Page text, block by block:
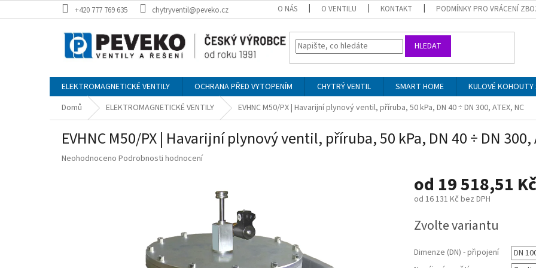
na
+420 777 769 635 chytryventil@peveko.cz O NÁS O VENTILU KONTAKT PODMÍNKY PRO VRÁCENÍ
HLEDAT
ELEKTROMAGNETICKÉ VENTILY OCHRANA PŘED VYTOPENÍM CHYTRÝ VENTIL SMART HOME KULOVÉ
Domů
ELEKTROMAGNETICKÉ VENTILY EVHNC M50/PX | Havarijní plynový ventil, příruba, 50 kPa, DN 40 ÷ DN 300, ATEX, NC
EVHNC M50/PX | Havarijní plynový ventil, příruba, 50 kPa, DN 40 ÷ DN 300,
Průměrné
Neohodnoceno Podrobnosti hodnocení
od 19 518,51 Kč
od 16 131 Kč bez DPH
cena:
Zvolte variantu
Dimenze (DN) - připojení